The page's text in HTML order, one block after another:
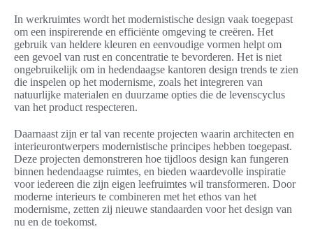
In werkruimtes wordt het modernistische design vaak toegepast
om een inspirerende en efficiënte omgeving te creëren. Het
gebruik van heldere kleuren en eenvoudige vormen helpt om
een gevoel van rust en concentratie te bevorderen. Het is niet
ongebruikelijk om in hedendaagse kantoren design trends te zien
die inspelen op het modernisme, zoals het integreren van
natuurlijke materialen en duurzame opties die de levenscyclus
van het product respecteren.
Daarnaast zijn er tal van recente projecten waarin architecten en
interieurontwerpers modernistische principes hebben toegepast.
Deze projecten demonstreren hoe tijdloos design kan fungeren
binnen hedendaagse ruimtes, en bieden waardevolle inspiratie
voor iedereen die zijn eigen leefruimtes wil transformeren. Door
moderne interieurs te combineren met het ethos van het
modernisme, zetten zij nieuwe standaarden voor het design van
nu en de toekomst.